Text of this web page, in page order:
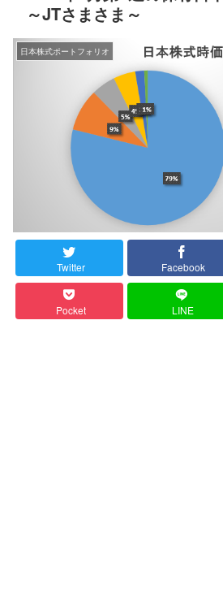
～JTさまさま～
日本株式ポートフォリオ
Twitter Facebook
Pocket LINE